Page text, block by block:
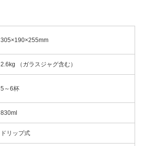
305×190×255mm
2.6kg （ガラスジャグ含む）
5～6杯
830ml
ドリップ式